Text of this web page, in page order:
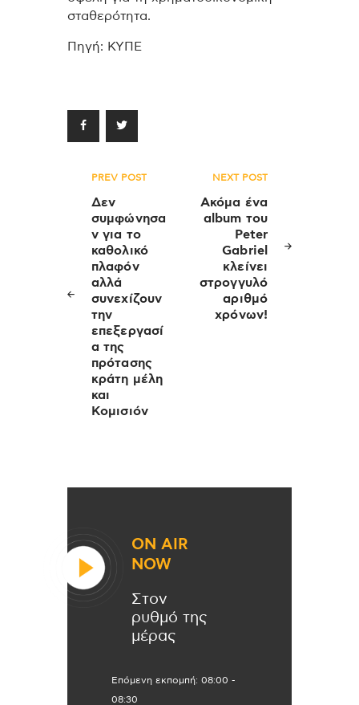
σταθερότητα.
Πηγή: ΚΥΠΕ
Πλοήγηση
άρθρων
PREV POST
Δεν
συμφώνησα
ν για το
καθολικό
πλαφόν
αλλά
συνεχίζουν
την
επεξεργασί
α της
πρότασης
κράτη μέλη
και
Κομισιόν
NEXT POST
Ακόμα ένα
album του
Peter
Gabriel
κλείνει
στρογγυλό
αριθμό
χρόνων!
ON AIR
NOW
Στον
ρυθμό της
μέρας
Επόμενη εκπομπή: 08:00 -
08:30